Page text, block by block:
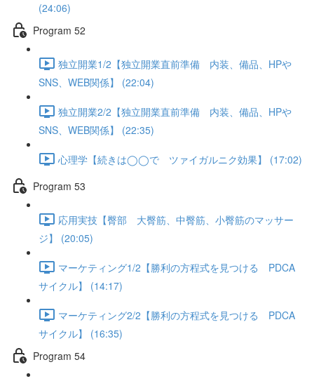
(24:06)
Program 52
独立開業1/2【独立開業直前準備 内装、備品、HPや
SNS、WEB関係】 (22:04)
独立開業2/2【独立開業直前準備 内装、備品、HPや
SNS、WEB関係】 (22:35)
心理学【続きは◯◯で ツァイガルニク効果】 (17:02)
Program 53
応用実技【臀部 大臀筋、中臀筋、小臀筋のマッサー
ジ】 (20:05)
マーケティング1/2【勝利の方程式を見つける PDCA
サイクル】 (14:17)
マーケティング2/2【勝利の方程式を見つける PDCA
サイクル】 (16:35)
Program 54